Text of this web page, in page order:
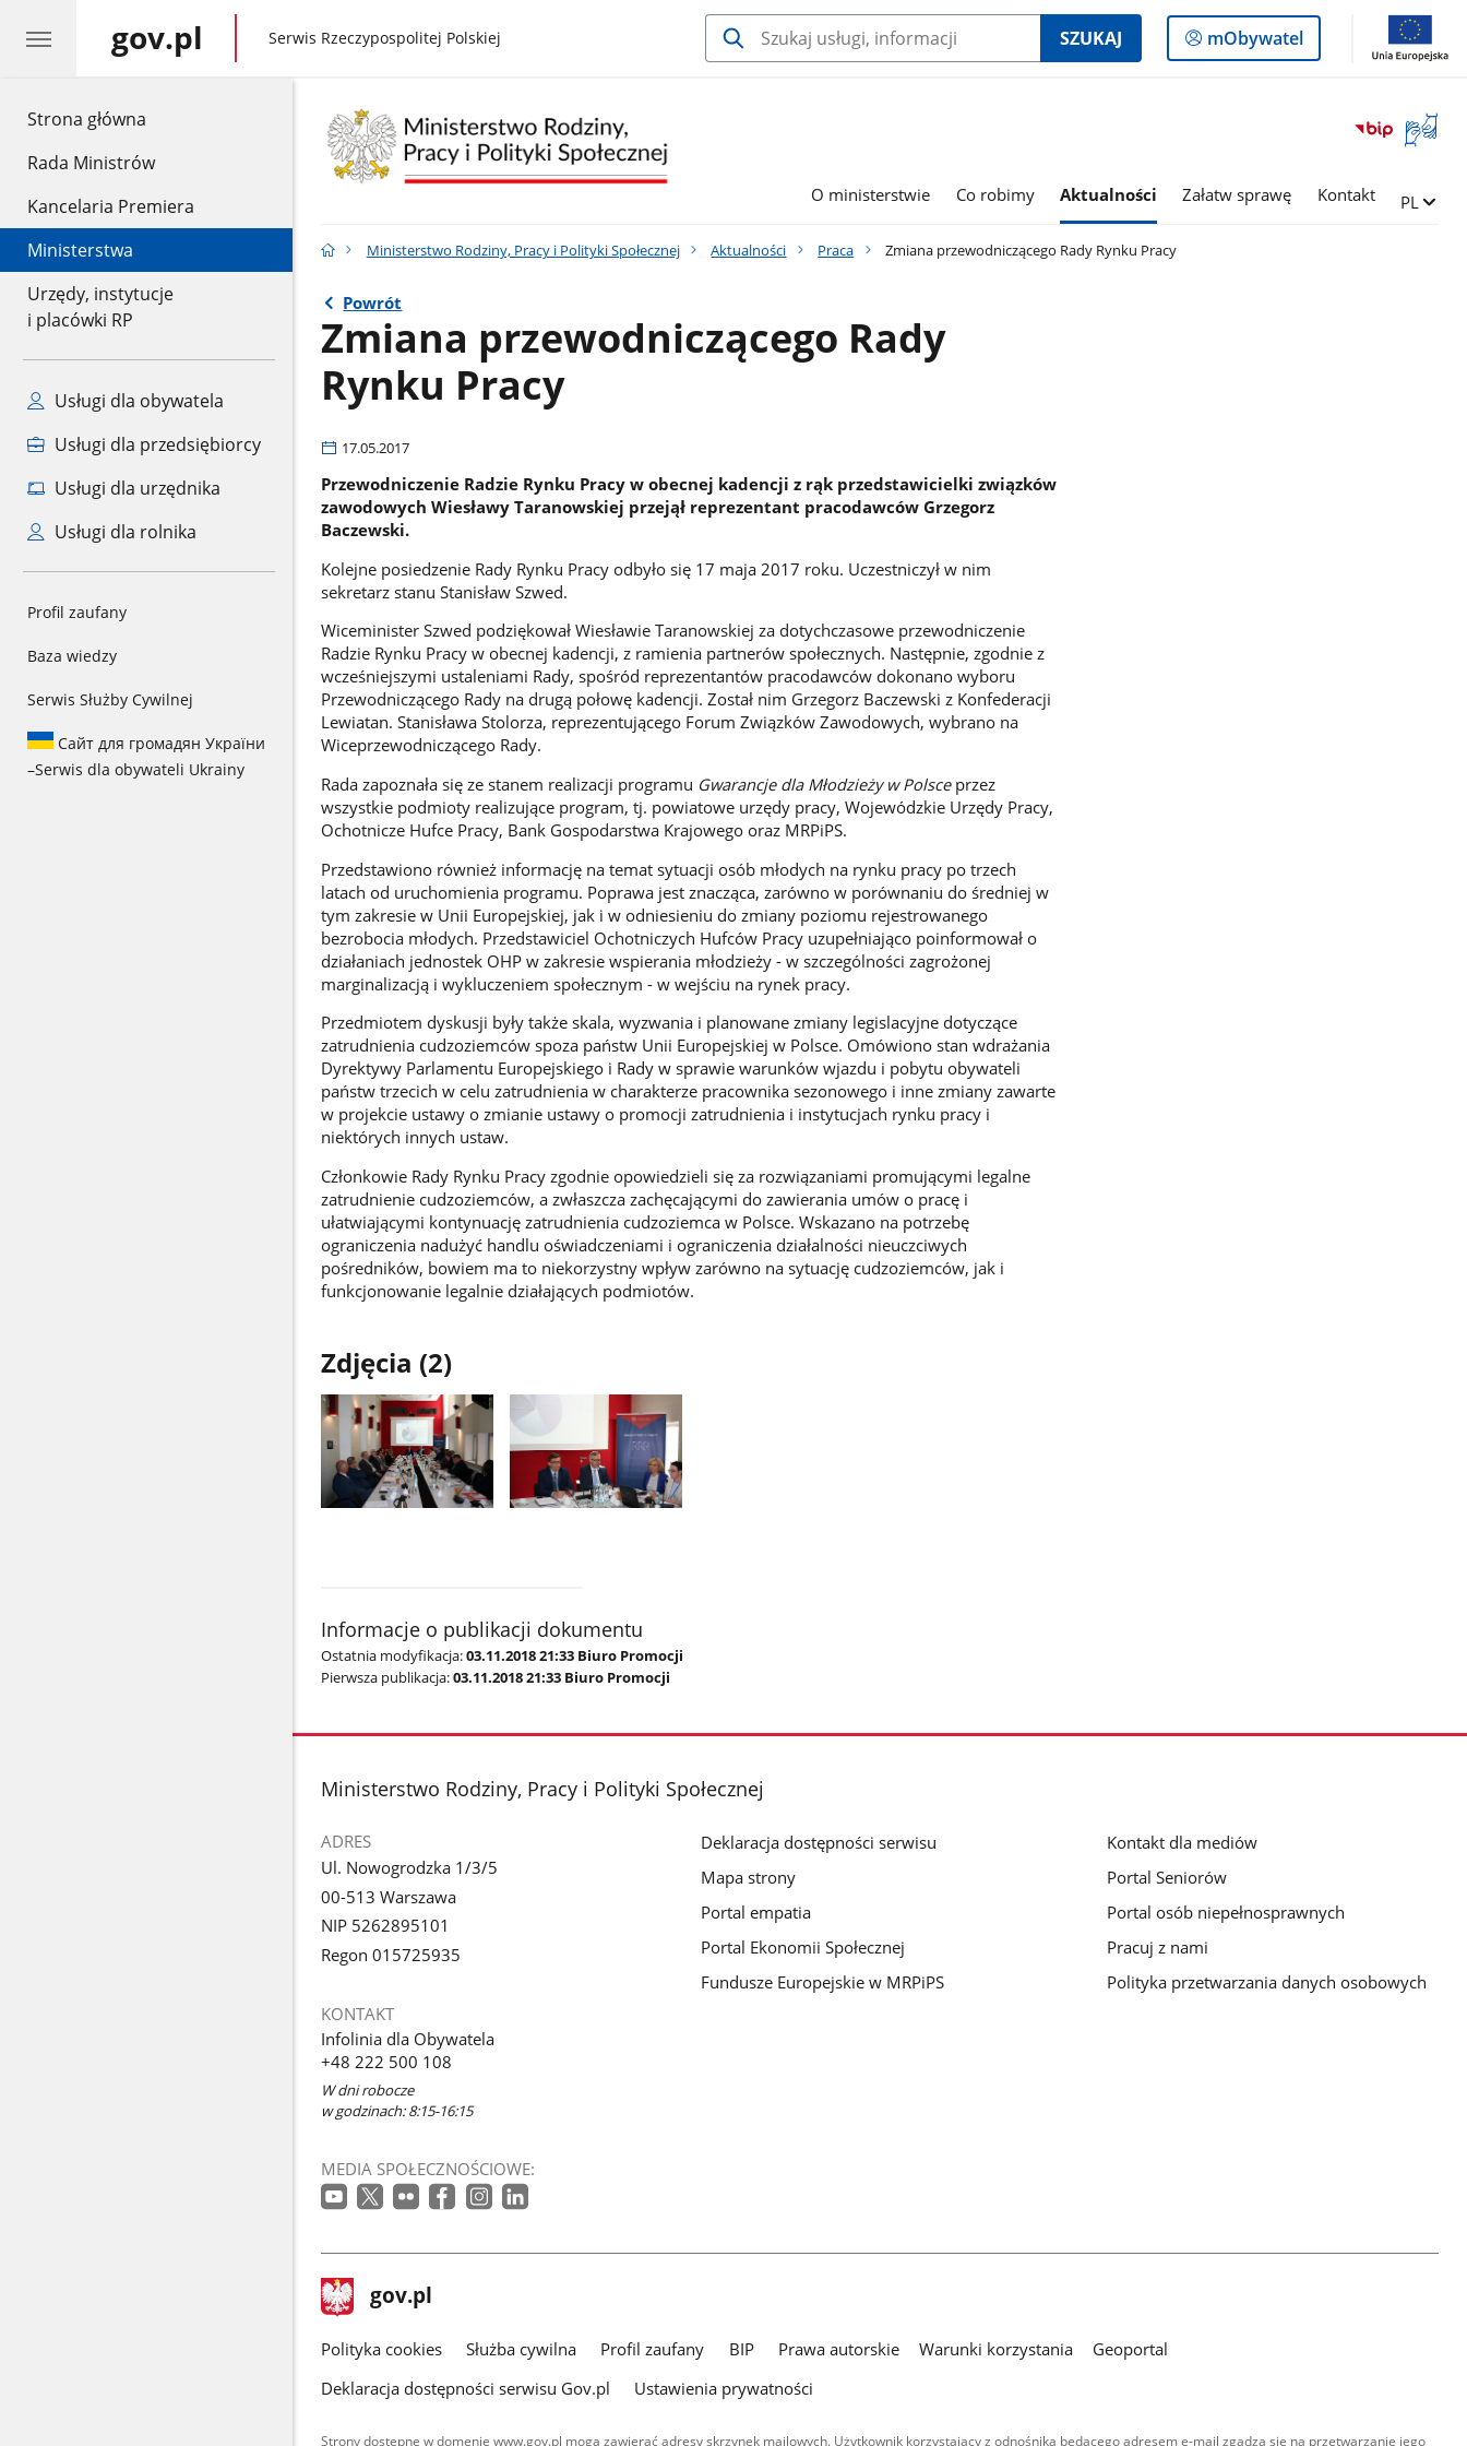
Strona główna
Rada Ministrów
Kancelaria Premiera
Ministerstwa
Urzędy, instytucje
i placówki RP
Usługi dla obywatela
Usługi dla przedsiębiorcy
Usługi dla urzędnika
Usługi dla rolnika
Profil zaufany
Baza wiedzy
Serwis Służby Cywilnej
Сайт для громадян України
–Serwis dla obywateli Ukrainy
gov.pl gov.pl
Serwis Rzeczypospolitej Polskiej SZUKAJ
Logowanie
do
mObywatel
Otwórz
okno
języka
O ministerstwie Co robimy Aktualności Załatw sprawę Kontakt Zmień
PL
Ministerstwo Rodziny, Pracy i Polityki Społecznej Aktualności Praca Zmiana przewodniczącego Rady Rynku Pracy
Powrót
Zmiana przewodniczącego Rady
Rynku Pracy
17.05.2017
Przewodniczenie Radzie Rynku Pracy w obecnej kadencji z rąk przedstawicielki związków
zawodowych Wiesławy Taranowskiej przejął reprezentant pracodawców Grzegorz
Baczewski.
Kolejne posiedzenie Rady Rynku Pracy odbyło się 17 maja 2017 roku. Uczestniczył w nim
sekretarz stanu Stanisław Szwed.
Wiceminister Szwed podziękował Wiesławie Taranowskiej za dotychczasowe przewodniczenie
Radzie Rynku Pracy w obecnej kadencji, z ramienia partnerów społecznych. Następnie, zgodnie z
wcześniejszymi ustaleniami Rady, spośród reprezentantów pracodawców dokonano wyboru
Przewodniczącego Rady na drugą połowę kadencji. Został nim Grzegorz Baczewski z Konfederacji
Lewiatan. Stanisława Stolorza, reprezentującego Forum Związków Zawodowych, wybrano na
Wiceprzewodniczącego Rady.
Rada zapoznała się ze stanem realizacji programu Gwarancje dla Młodzieży w Polsceprzez
wszystkie podmioty realizujące program, tj. powiatowe urzędy pracy, Wojewódzkie Urzędy Pracy,
Ochotnicze Hufce Pracy, Bank Gospodarstwa Krajowego oraz MRPiPS.
Przedstawiono również informację na temat sytuacji osób młodych na rynku pracy po trzech
latach od uruchomienia programu. Poprawa jest znacząca, zarówno w porównaniu do średniej w
tym zakresie w Unii Europejskiej, jak i w odniesieniu do zmiany poziomu rejestrowanego
bezrobocia młodych. Przedstawiciel Ochotniczych Hufców Pracy uzupełniająco poinformował o
działaniach jednostek OHP w zakresie wspierania młodzieży - w szczególności zagrożonej
marginalizacją i wykluczeniem społecznym - w wejściu na rynek pracy.
Przedmiotem dyskusji były także skala, wyzwania i planowane zmiany legislacyjne dotyczące
zatrudnienia cudzoziemców spoza państw Unii Europejskiej w Polsce. Omówiono stan wdrażania
Dyrektywy Parlamentu Europejskiego i Rady w sprawie warunków wjazdu i pobytu obywateli
państw trzecich w celu zatrudnienia w charakterze pracownika sezonowego i inne zmiany zawarte
w projekcie ustawy o zmianie ustawy o promocji zatrudnienia i instytucjach rynku pracy i
niektórych innych ustaw.
Członkowie Rady Rynku Pracy zgodnie opowiedzieli się za rozwiązaniami promującymi legalne
zatrudnienie cudzoziemców, a zwłaszcza zachęcającymi do zawierania umów o pracę i
ułatwiającymi kontynuację zatrudnienia cudzoziemca w Polsce. Wskazano na potrzebę
ograniczenia nadużyć handlu oświadczeniami i ograniczenia działalności nieuczciwych
pośredników, bowiem ma to niekorzystny wpływ zarówno na sytuację cudzoziemców, jak i
funkcjonowanie legalnie działających podmiotów.
Zdjęcia (2)
Informacje o publikacji dokumentu
Ostatnia modyfikacja:03.11.2018 21:33 Biuro Promocji
Pierwsza publikacja:03.11.2018 21:33 Biuro Promocji
stopka
Ministerstwo Rodziny, Pracy i Polityki Społecznej
ADRES
Ul. Nowogrodzka 1/3/5
00-513 Warszawa
NIP 5262895101
Regon 015725935
KONTAKT
Infolinia dla Obywatela
+48 222 500 108
W dni robocze
w godzinach: 8:15-16:15
MEDIA SPOŁECZNOŚCIOWE:
Deklaracja dostępności serwisu
Mapa strony
Portal empatia
Portal Ekonomii Społecznej
Fundusze Europejskie w MRPiPS
Kontakt dla mediów
Portal Seniorów
Portal osób niepełnosprawnych
Pracuj z nami
Polityka przetwarzania danych osobowych
stopka
gov.pl Strona
gov.pl
gov.pl
Polityka cookies Służba cywilna Profil zaufany BIP Prawa autorskie Warunki korzystania
Geoportal
Deklaracja dostępności serwisu Gov.pl
Ustawienia prywatności
Strony dostępne w domenie www.gov.pl mogą zawierać adresy skrzynek mailowych. Użytkownik korzystający z odnośnika będącego adresem e-mail zgadza się na przetwarzanie jego